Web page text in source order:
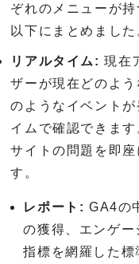
ぞれのメニューが
以下にまとめました
リアルタイム: 現在
ザーが現在どのよ
のようなイベント
イムで確認できま
サイトの問題を即
す。
レポート: GA4の
の獲得、エンゲ
指標を網羅した標